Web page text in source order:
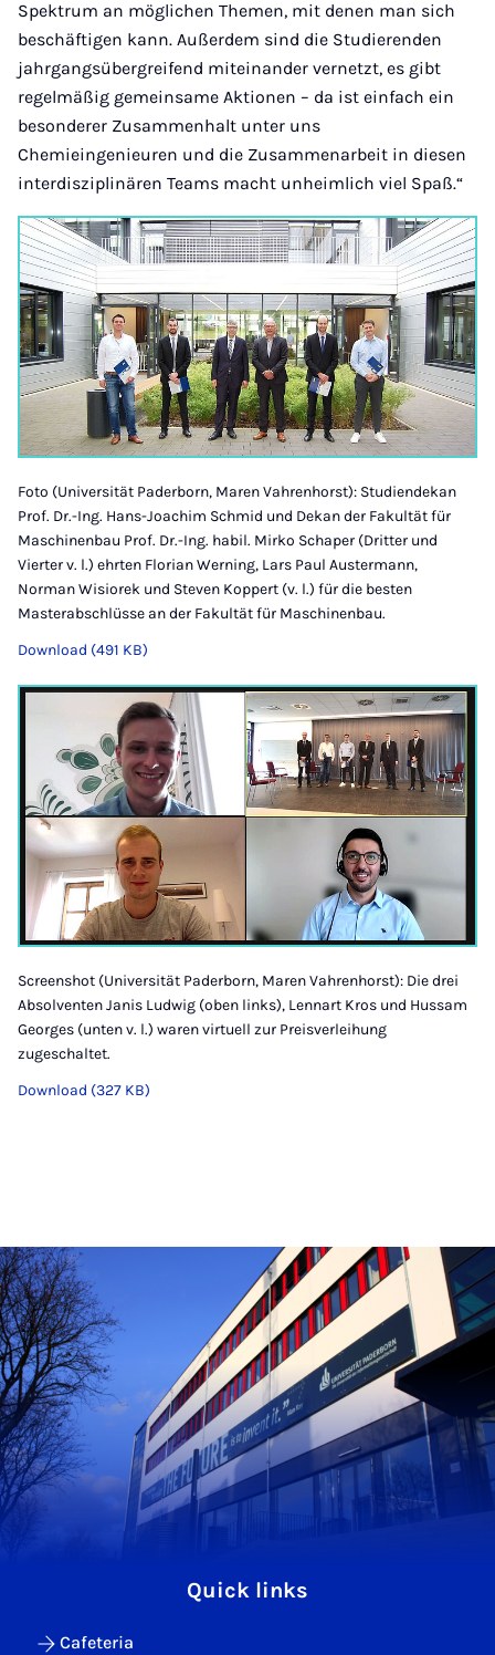
Spektrum an möglichen Themen, mit denen man sich
beschäftigen kann. Außerdem sind die Studierenden
jahrgangsübergreifend miteinander vernetzt, es gibt
regelmäßig gemeinsame Aktionen – da ist einfach ein
besonderer Zusammenhalt unter uns
Chemieingenieuren und die Zusammenarbeit in diesen
interdisziplinären Teams macht unheimlich viel Spaß.“
Foto (Universität Paderborn, Maren Vahrenhorst): Studiendekan
Prof. Dr.-Ing. Hans-Joachim Schmid und Dekan der Fakultät für
Maschinenbau Prof. Dr.-Ing. habil. Mirko Schaper (Dritter und
Vierter v. l.) ehrten Florian Werning, Lars Paul Austermann,
Norman Wisiorek und Steven Koppert (v. l.) für die besten
Masterabschlüsse an der Fakultät für Maschinenbau.
Download (491 KB)
Screenshot (Universität Paderborn, Maren Vahrenhorst): Die drei
Absolventen Janis Ludwig (oben links), Lennart Kros und Hussam
Georges (unten v. l.) waren virtuell zur Preisverleihung
zugeschaltet.
Download (327 KB)
Quick links
Cafeteria